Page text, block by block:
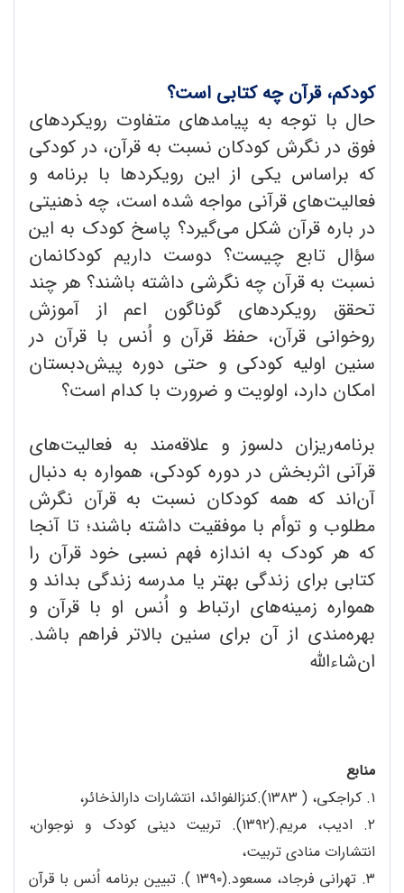
کودکم، قرآن چه کتابی است؟
حال با توجه به پیامدهای متفاوت رویکردهای
فوق در نگرش کودکان نسبت به قرآن، در کودکی
که براساس یکی از این رویکردها با برنامه و
فعالیت‌های قرآنی مواجه شده است، چه ذهنیتی
در باره قرآن شکل می‌گیرد؟ پاسخ کودک به این
سؤال تابع چیست؟ دوست داریم کودکانمان
نسبت به قرآن چه نگرشی داشته باشند؟ هر چند
تحقق رویکردهای گوناگون اعم از آموزش
روخوانی قرآن، حفظ قرآن و اُنس با قرآن در
سنین اولیه کودکی و حتی دوره پیش‌دبستان
امکان دارد، اولویت و ضرورت با کدام است؟
برنامه‌ریزان دلسوز و علاقه‌مند به فعالیت‌های
قرآنی اثربخش در دوره کودکی، همواره به دنبال
آن‌اند که همه کودکان نسبت به قرآن نگرش
مطلوب و توأم با موفقیت داشته باشند؛ تا آنجا
که هر کودک به اندازه فهم نسبی خود قرآن را
کتابی برای زندگی بهتر یا مدرسه زندگی بداند و
همواره زمینه‌های ارتباط و اُنس او با قرآن و
بهره‌مندی از آن برای سنین بالاتر فراهم باشد.
ان‌شاءالله
منابع
۱. کراجکی، ( ۱۳۸۳).کنزالفوائد، انتشارات دارالذخائر،
۲. ادیب، مریم.(۱۳۹۲). تربیت دینی کودک و نوجوان،
انتشارات منادی تربیت،
۳. تهرانی فرجاد، مسعود.(۱۳۹۰ ). تبیین برنامه اُنس با قرآن